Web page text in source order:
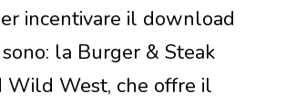
incentivare il download
la Burger & Steak
Wild West, che offre il